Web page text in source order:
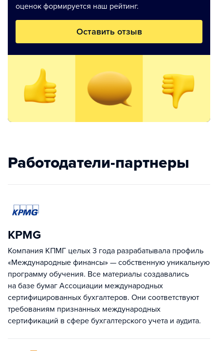
оценок формируется наш рейтинг.
Оставить отзыв
Работодатели-партнеры
KPMG
Компания КПМГ целых 3 года разрабатывала профиль
«Международные финансы» — собственную уникальную
программу обучения. Все материалы создавались
на базе бумаг Ассоциации международных
сертифицированных бухгалтеров. Они соответствуют
требованиям признанных международных
сертификаций в сфере бухгалтерского учета и аудита.